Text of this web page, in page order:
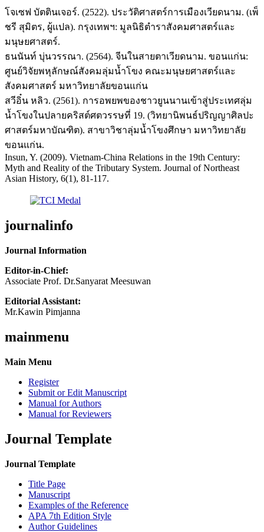
โจเซฟ บัตตินเจอร์. (2522). ประวัติศาสตร์การเมืองเวียดนาม. (เพ็
ชรี สุมิตร, ผู้แปล). กรุงเทพฯ: มูลนิธิตำราสังคมศาสตร์และ
มนุษยศาสตร์.
ธนนันท์ บุ่นวรรณา. (2564). จีนในสายตาเวียดนาม. ขอนแก่น:
ศูนย์วิจัยพหุลักษณ์สังคมลุ่มน้ำโขง คณะมนุษยศาสตร์และ
สังคมศาสตร์ มหาวิทยาลัยขอนแก่น
สวีอิ๋น หลิว. (2561). การอพยพของชาวยูนนานเข้าสู่ประเทศลุ่ม
น้ำโขงในปลายคริสต์ศตวรรษที่ 19. (วิทยานิพนธ์ปริญญาศิลปะ
ศาสตร์มหาบัณฑิต). สาขาวิชาลุ่มน้ำโขงศึกษา มหาวิทยาลัย
ขอนแก่น.
Insun, Y. (2009). Vietnam-China Relations in the 19th Century:
Myth and Reality of the Tributary System. Journal of Northeast
Asian History, 6(1), 81-117.
journalinfo
Journal Information
Editor-in-Chief:
Associate Prof. Dr.Sanyarat Meesuwan
Editorial Assistant:
Mr.Kawin Pimjanna
mainmenu
Main Menu
Register
Submit or Edit Manuscript
Manual for Authors
Manual for Reviewers
Journal Template
Journal Template
Title Page
Manuscript
Examples of the Reference
APA 7th Edition Style
Author Guidelines